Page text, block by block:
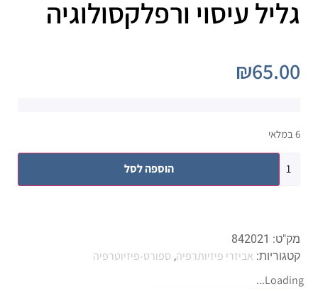
גליל עיסוי ורפלקסולוגיה
₪65.00
6 במלאי
הוספה לסל
מק"ט: 842021
קטגוריות: אביזרי פיזיותרפיה, ספורט-פיזיוטרפיה
Loading...